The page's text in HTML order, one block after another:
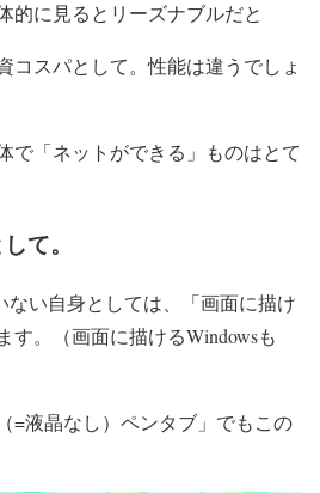
的に見るとリーズナブルだと
コスパとして。性能は違うでしょ
で「ネットができる」ものはとて
て。
ない自身としては、「画面に描け
す。（画面に描けるWindowsも
=液晶なし）ペンタブ」でもこの